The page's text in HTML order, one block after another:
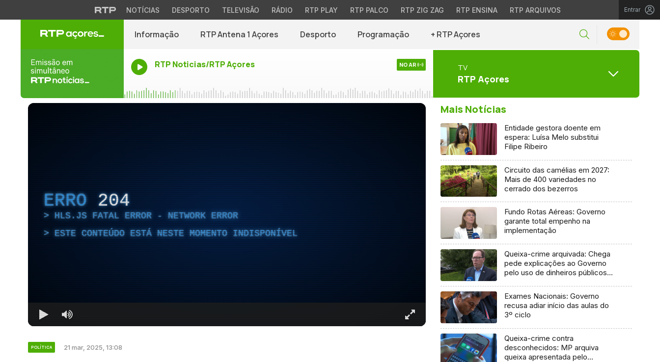
NOTÍCIAS DESPORTO TELEVISÃO RÁDIO RTP PLAY RTP PALCO RTP ZIG ZAG RTP ENSINA RTP ARQUIVOS Entrar
Informação RTP Antena 1 Açores Desporto Programação + RTP Açores
RTP Noticias/RTP Açores NO AR TV
RTP Açores
ERRO 204
HLS.JS FATAL ERROR - NETWORK ERROR
ESTE CONTEÚDO ESTÁ NESTE MOMENTO INDISPONÍVEL
POLÍTICA 21 mar, 2025, 13:08
Mais Notícias
Entidade gestora doente em
espera: Luísa Melo substitui
Filipe Ribeiro
Circuito das camélias em 2027:
Mais de 400 variedades no
cerrado dos bezerros
Fundo Rotas Aéreas: Governo
garante total empenho na
implementação
Queixa-crime arquivada: Chega
pede explicações ao Governo
pelo uso de dinheiros públicos
Exames Nacionais: Governo
recusa adiar início das aulas do
3º ciclo
Queixa-crime contra
desconhecidos: MP arquiva
queixa apresentada pelo